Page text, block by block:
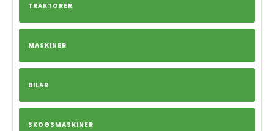
TRAKTORER
MASKINER
BILAR
SKOGSMASKINER